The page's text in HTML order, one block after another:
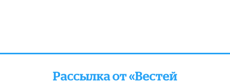
Рассылка от «Вестей